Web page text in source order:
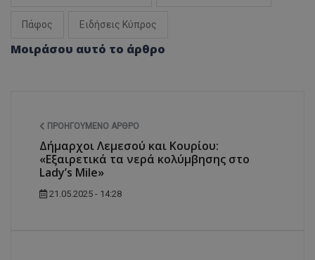
Πάφος Ειδήσεις Κύπρος
Μοιράσου αυτό το άρθρο
ΠΡΟΗΓΟΎΜΕΝΟ ΆΡΘΡΟ
Δήμαρχοι Λεμεσού και Κουρίου:
«Εξαιρετικά τα νερά κολύμβησης στο
Lady’s Mile»
21.05.2025 - 14:28